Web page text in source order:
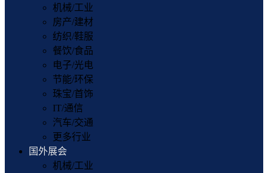
机械/工业
房产/建材
纺织/鞋服
餐饮/食品
电子/光电
节能/环保
珠宝/首饰
IT/通信
汽车/交通
更多行业
国外展会
机械/工业